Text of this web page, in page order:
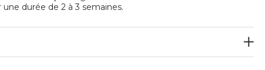
durée de 2 à 3 semaines.